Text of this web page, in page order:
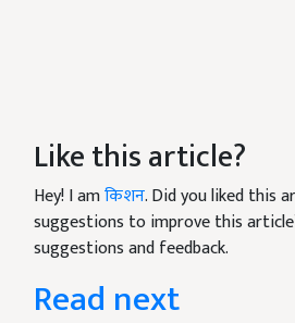
Like this article?
Hey! I amकिशन. Did you liked this
suggestions to improve this
suggestions and feedback.
Read next